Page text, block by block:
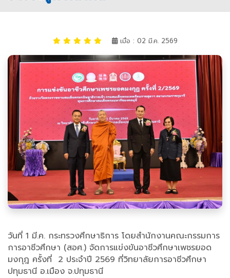
เมื่อ : 02 มี.ค. 2569
วันที่ 1 มี.ค. กระทรวงศึกษาธิการ โดยสำนักงานคณะกรรมการ
การอาชีวศึกษา (สอศ.) จัดการแข่งขันอาชีวศึกษาเพชรยอด
มงกุฎ ครั้งที่ 2 ประจำปี 2569 ที่วิทยาลัยการอาชีวศึกษา
ปทุมธานี อ.เมือง จ.ปทุมธานี